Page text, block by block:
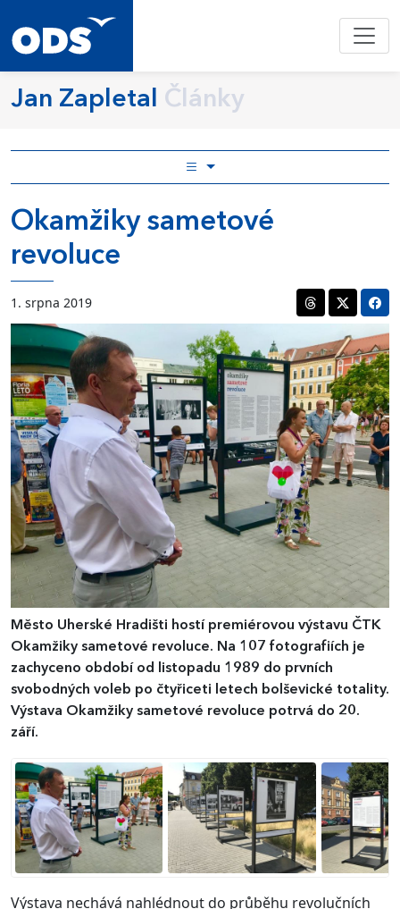
Jan Zapletal Články
Okamžiky sametové
revoluce
1. srpna 2019
Město Uherské Hradišti hostí premiérovou výstavu ČTK
Okamžiky sametové revoluce. Na 107 fotografiích je
zachyceno období od listopadu 1989 do prvních
svobodných voleb po čtyřiceti letech bolševické totality.
Výstava Okamžiky sametové revoluce potrvá do 20.
září.
Výstava nechává nahlédnout do průběhu revolučních